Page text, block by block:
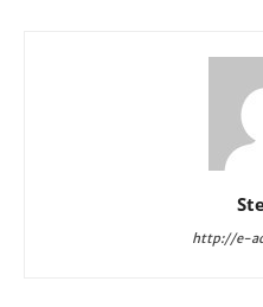
http://e-